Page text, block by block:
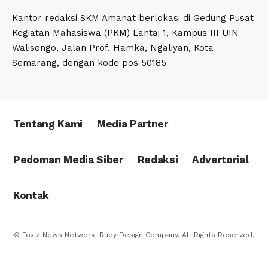
Kantor redaksi SKM Amanat berlokasi di Gedung Pusat
Kegiatan Mahasiswa (PKM) Lantai 1, Kampus III UIN
Walisongo, Jalan Prof. Hamka, Ngaliyan, Kota
Semarang, dengan kode pos 50185
Tentang Kami Media Partner
Pedoman Media Siber Redaksi Advertorial
Kontak
© Foxiz News Network. Ruby Design Company. All Rights Reserved.